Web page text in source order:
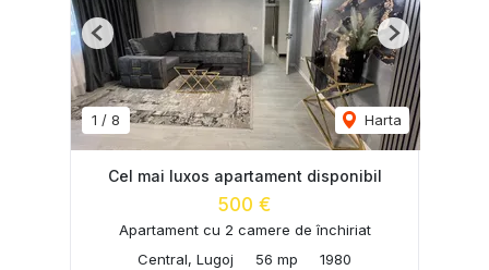
1 / 8 Harta
Previous Next
Cel mai luxos apartament disponibil
500 €
Apartament cu 2 camere de închiriat
Central, Lugoj
56 mp 1980